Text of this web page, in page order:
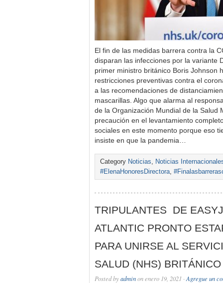
El fin de las medidas barrera contra la
disparan las infecciones por la variante
primer ministro británico Boris Johnson
restricciones preventivas contra el
a las recomendaciones de
mascarillas. Algo que alarma al
de la Organización Mundial de la Salud
precaución en el levantamiento
sociales en este momento porque eso
insiste en que la pandemia…
Category Noticias, Noticias
#ElenaHonoresDirectora,
TRIPULANTES DE
ATLANTIC PRONTO
PARA UNIRSE AL
SALUD (NHS) BRITÁNICO
Posted byadminon enero 19, 2021 · Agregue un